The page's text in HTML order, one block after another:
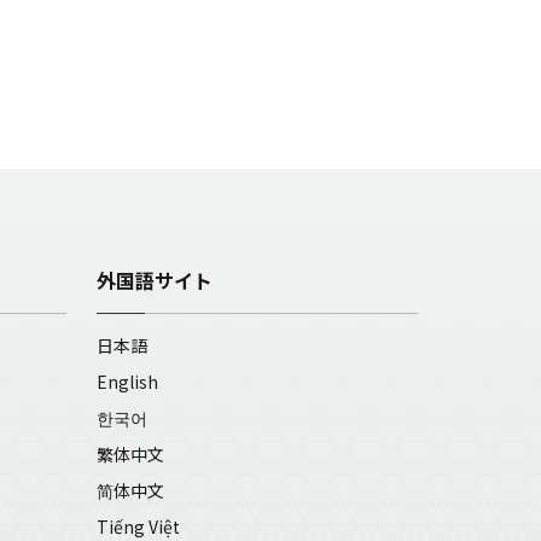
外国語サイト
日本語
English
한국어
繁体中文
简体中文
Tiếng Việt